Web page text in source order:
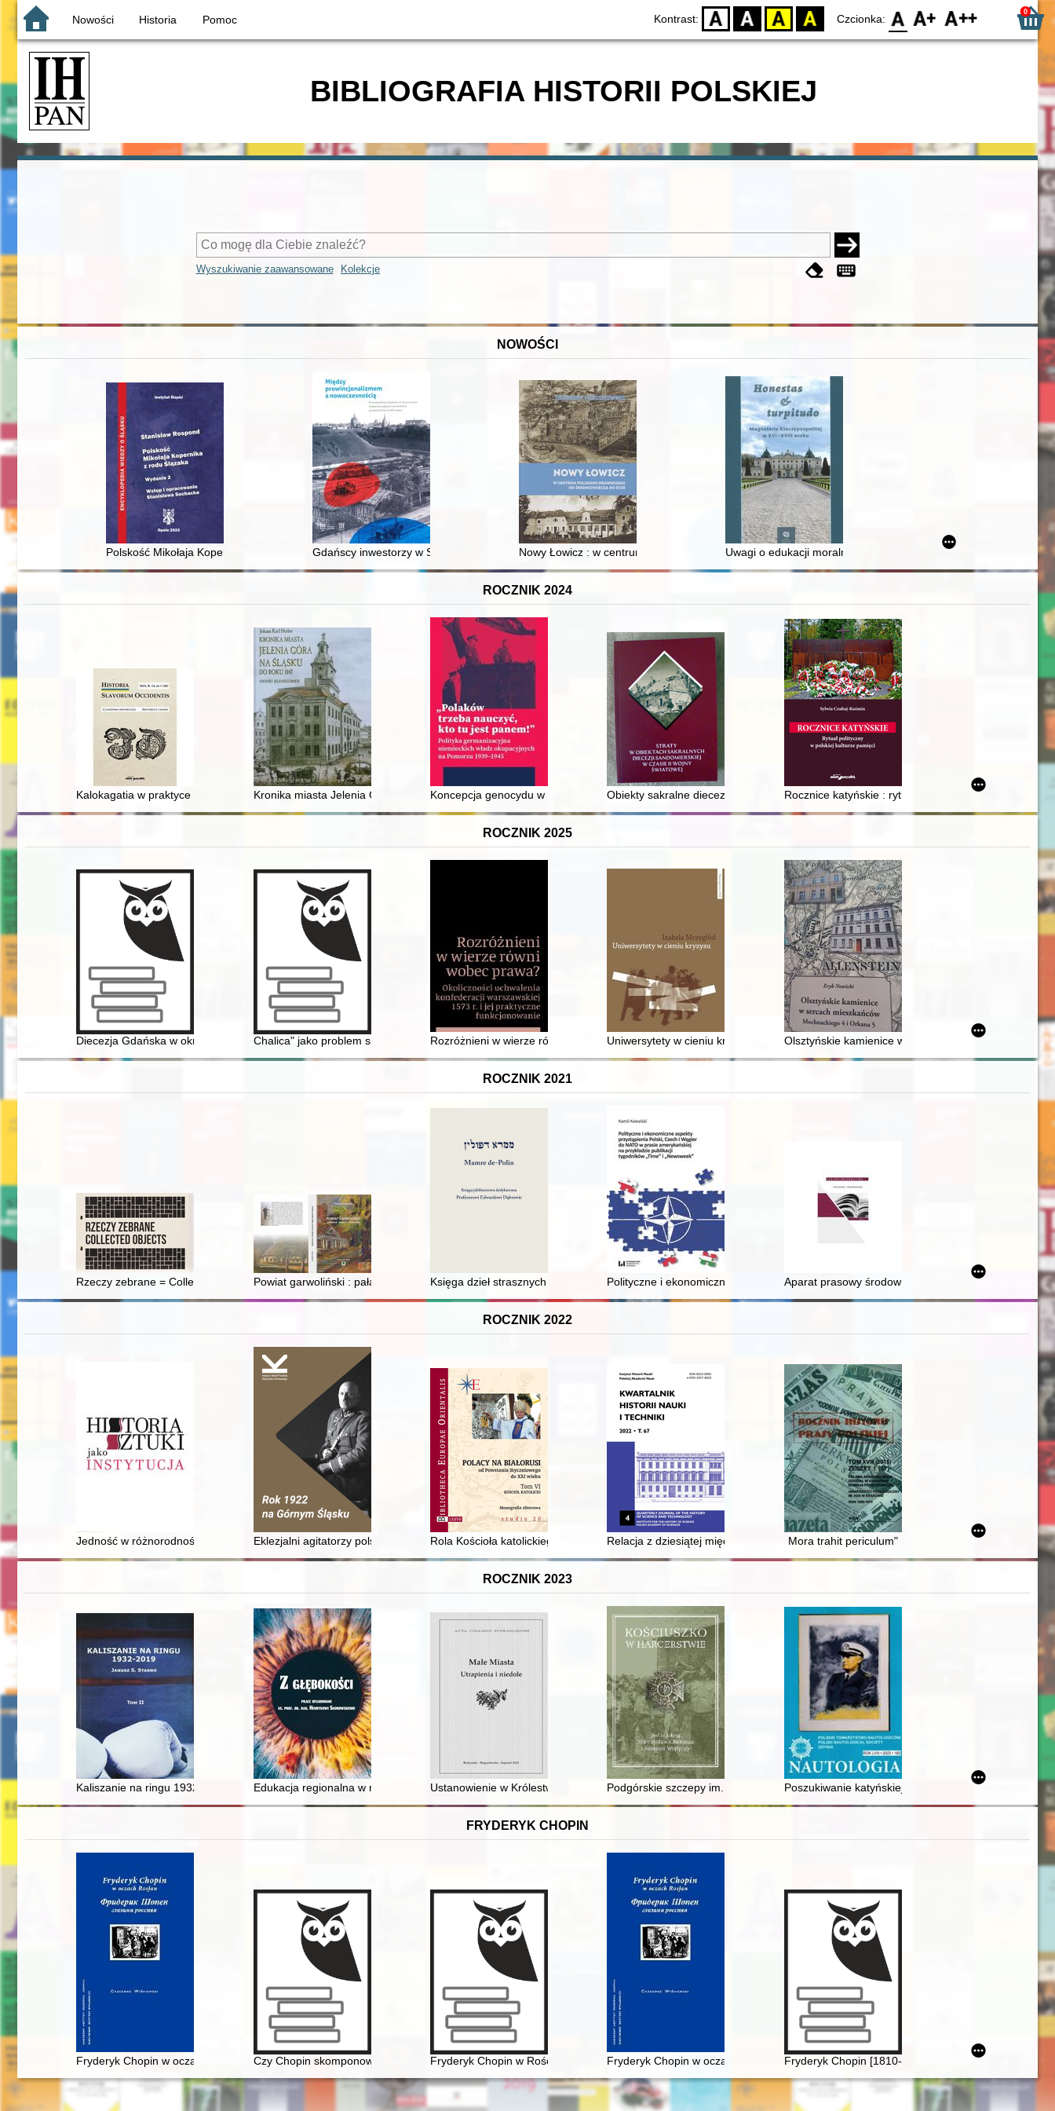
Nowości Historia Pomoc Kontrast: D BW YB BY Czcionka: F0 F1 F2 0
BIBLIOGRAFIA HISTORII POLSKIEJ
Wyszukiwanie zaawansowane Kolekcje
NOWOŚCI
Polskość Mikołaja Kopernika z rodu ŚlązakaGdańscy inwestorzy w Sopocie : prestiż finansowy i towarzyski lokalnego mieszczaństwa w 2. poł. XIX w
Nowy Łowicz : w centrum poligonu drawskiego od średniowiecza do dziśUwagi o edukacji moralnej synów szlacheckich w XVI-wiecznej
ROCZNIK 2024
Kalokagatia w praktyce na dworze Kazimierza Jagiellończyka, czyli O tym, jak „niecudna” Habsburżanka została matką królów
Kronika miasta Jelenia Góra na Śląsku do roku 1847Koncepcja genocydu w badaniach nad niemiecką polityką okupacyjną na Pomorzu Gdańskim
Obiekty sakralne diecezji sandomierskiej w latach 1939-1944Rocznice katyńskie : rytuał polityczny w polskiej
ROCZNIK 2025
Diecezja Gdańska w okresie komunizmu (1945-1989) : rys historyczny w stulecie biskupstwa gdańskiego
Chalica" jako problem społeczno-prawny w międzywojennej prasie żydowskiej = "Chalitzah" as a social and legal issue in the interwar Jewish press
Rozróżnieni w wierze równi wobec prawa? : okoliczności uchwalenia konfederacji warszawskiej 1573 r. i jej praktyczne
Uniwersytety w cieniu kryzysu : nacjonalistyczna radykalizacja studentów Warszawy i
Olsztyńskie kamienice w sercach mieszkańców :
ROCZNIK 2021
Rzeczy zebrane = Collected objects Powiat garwoliński : pałace, dwory i folwarkiKsięga dzieł strasznych - wybrane fragmenty zbioru opowieści chasydzkich Majes nojroim (Piotrków 1913/1914)
Polityczne i ekonomiczne aspekty przystąpienia Polski, Czech i Węgier do NATO w
Aparat prasowy środowisk narodowych w Polsce w
ROCZNIK 2022
Jedność w różnorodności? sztuka mniejszości religijnych, etnicznych i narodowych w polskich muzeach : (na przykładzie zabytków sztuki cerkiewnej)
Eklezjalni agitatorzy polskości Górnego ŚląskaRola Kościoła katolickiego w życiu mniejszości polskiej w BSRS w latach 1944-1991
Relacja z dziesiątej międzynarodowej konferencji naukowej ESHS 2022 w Brukseli
Mora trahit periculum"
ROCZNIK 2023
Kaliszanie na ringu 1932-2019. T. 2 Edukacja regionalna w meandrach reform oświatowychUstanowienie w Królestwie Polskim "Towarzystwa krajowego do zabezpieczenia ruchomości od ognia"
Podgórskie szczepy im. Tadeusza KościuszkiPoszukiwanie katyńskiej prawdy
FRYDERYK CHOPIN
Fryderyk Chopin w oczach Rosjan. Antologia. Friderik źopen glazami Rossiân. Antologiâ
Czy Chopin skomponował etiudę rewolucyjną?Fryderyk Chopin w Rościszewie Fryderyk Chopin w oczach Rosjan. Antologia. Friderik źopen glazami Rossiân. Antologiâ
Fryderyk Chopin [1810-1849] i jego muzyka